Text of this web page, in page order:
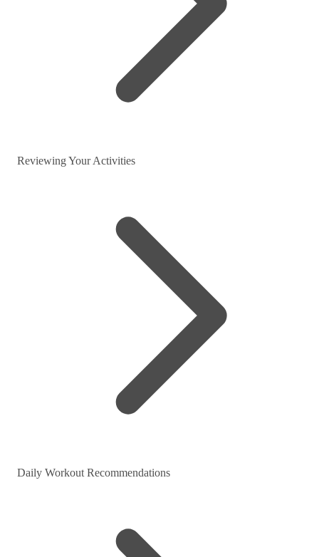
Reviewing Your Activities
Daily Workout Recommendations